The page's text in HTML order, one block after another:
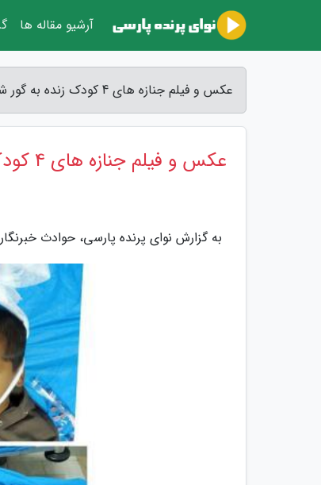
عکس و فیلم جنازه های 4 کودک زنده به گور شده در هوتک ! ، چابهار در ماتم و شوک - نوای پرنده پارسی
عکس و فیلم جنازه های 4 کودک زنده به گور شده در هوتک ! ، چابهار در ماتم و شوک
به گزارش نوای پرنده پارسی، حوادث
آرشیو مقاله ها